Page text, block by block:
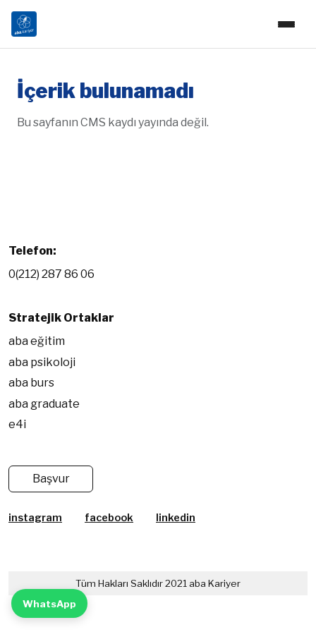
WhatsApp
İçerik bulunamadı
Bu sayfanın CMS kaydı yayında değil.
Telefon:
0(212) 287 86 06
Stratejik Ortaklar
aba eğitim
aba psikoloji
aba burs
aba graduate
e4i
Başvur
instagram facebook linkedin
Tüm Hakları Saklıdır 2021 aba Kariyer